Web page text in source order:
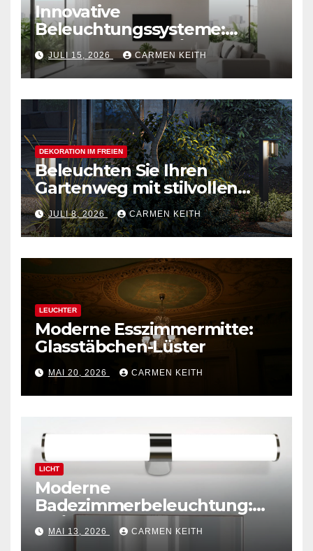
Innovative
Beleuchtungssysteme:
Moderne magnetische
Schienensysteme für
Zuhause
JULI 15, 2026 CARMEN KEITH
DEKORATION IM FREIEN
Beleuchten Sie Ihren
Gartenweg mit stilvollen
Außenpollerleuchten
JULI 8, 2026 CARMEN KEITH
LEUCHTER
Moderne Esszimmermitte:
Glasstäbchen-Lüster
MAI 20, 2026 CARMEN KEITH
LICHT
Moderne
Badezimmerbeleuchtung:
Polierte Chrom-
Wandleuchte
MAI 13, 2026 CARMEN KEITH